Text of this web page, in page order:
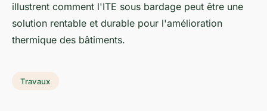
illustrent comment l'ITE sous bardage peut être une
solution rentable et durable pour l'amélioration
thermique des bâtiments.
Travaux